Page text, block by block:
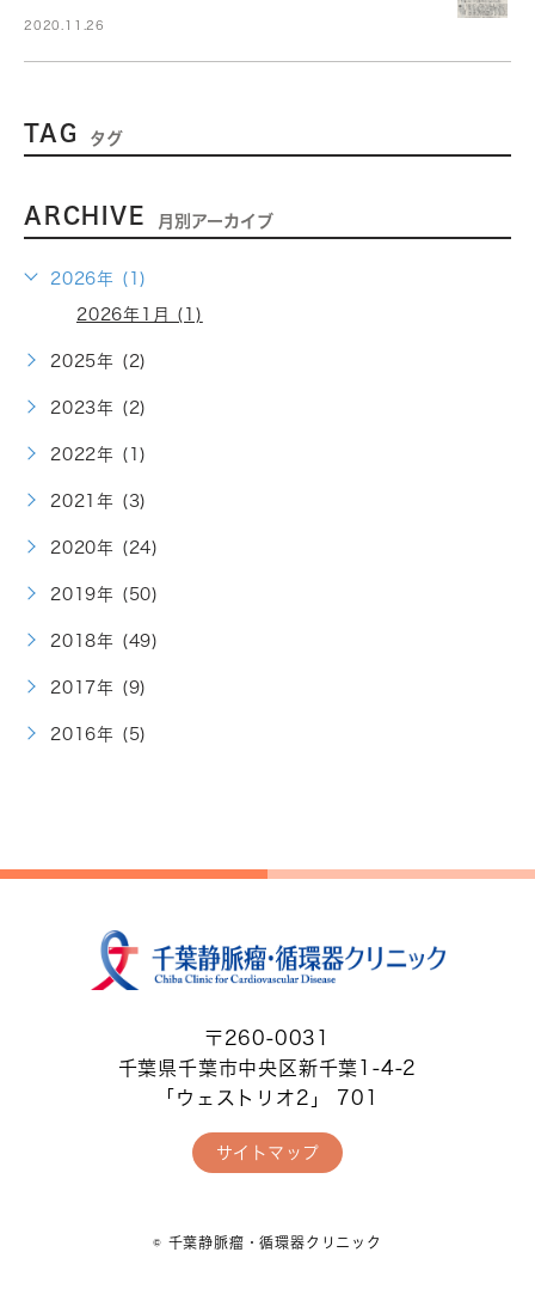
2020.11.26
TAG タグ
ARCHIVE 月別アーカイブ
2026年 (1)
2026年1月 (1)
2025年 (2)
2023年 (2)
2022年 (1)
2021年 (3)
2020年 (24)
2019年 (50)
2018年 (49)
2017年 (9)
2016年 (5)
〒260-0031
千葉県千葉市中央区新千葉1-4-2
「ウェストリオ2」 701
サイトマップ
© 千葉静脈瘤・循環器クリニック